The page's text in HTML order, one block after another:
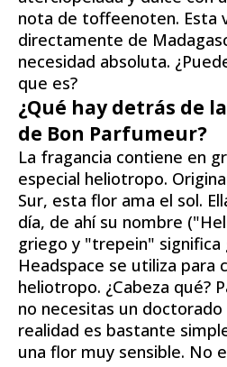
nota de toffeenoten. Esta
directamente de
necesidad absoluta.
que es?
¿Qué hay detrás de
de Bon Parfumeur?
La fragancia contiene en
especial heliotropo.
Sur, esta flor ama el sol.
día, de ahí su nombre
griego y "trepein" significa
Headspace se utiliza para
heliotropo. ¿Cabeza qué?
no necesitas un doctorado
realidad es bastante
una flor muy sensible. No